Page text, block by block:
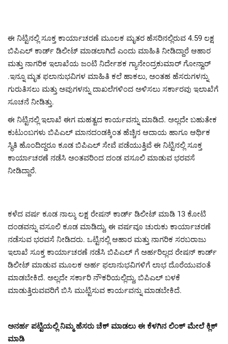
ಈ ನಿಟ್ಟಿನಲ್ಲಿ ಸೂಕ್ತ ಕಾರ್ಯಾಚರಣೆ ಮೂಲಕ ಮೃತರ ಹೆಸರಿನಲ್ಲಿರುವ 4.59 ಲಕ್ಷ
ಬಿಪಿಎಲ್ ಕಾರ್ಡ್ ಡಿಲೀಟ್ ಮಾಡಲಾಗಿದೆ‌ ಎಂದು ಮಾಹಿತಿ ನೀಡಿದ್ದಾರೆ ಆಹಾರ
ಮತ್ತು ನಾಗರಿಕ ಇಲಾಖೆಯ ಜಂಟಿ ನಿರ್ದೇಶಕ ಗ್ಯಾನೇಂದ್ರಕುಮಾರ್ ಗೋನ್ವಾರ್
.ಇನ್ನೂ ಮೃತ ಫಲಾನುಭವಿಗಳ ಮಾಹಿತಿ ಕಲೆ ಹಾಕಲು, ಅಂತಹ ಹೆಸರುಗಳನ್ನು
ಗುರುತಿಸಲು ಮತ್ತು ಅವುಗಳನ್ನು ದಾಖಲೆಗಳಿಂದ ಅಳಿಸಲು ಸರ್ಕಾರವು ಇಲಾಖೆಗೆ
ಸೂಚನೆ ನೀಡಿತ್ತು.
ಈ ನಿಟ್ಟಿನಲ್ಲಿ ಇಲಾಖೆ ಈಗ ಮಹತ್ವದ ಕಾರ್ಯವನ್ನು ಮಾಡಿದೆ. ಅಲ್ಲದೇ ಬಹುತೇಕ
ಕುಟುಂಬಗಳು ಬಿಪಿಎಲ್ ಮಾನದಂಡಕ್ಕಿಂತ ಹೆಚ್ಚಿನ ಆದಾಯ ಹಾಗೂ ಆರ್ಥಿಕ
ಸ್ಥಿತಿ ಹೊಂದಿದ್ದರೂ ಕೂಡ ಬಿಪಿಎಲ್ ಸೇವೆ ಪಡೆಯುತ್ತಿವೆ ಈ ನಿಟ್ಟಿನಲ್ಲಿ ಸೂಕ್ತ
ಕಾರ್ಯಾಚರಣೆ ನಡೆಸಿ ಅಂತವರಿಂದ ದಂಡ ವಸೂಲಿ ಮಾಡುವ ಭರವಸೆ
ನೀಡಿದ್ದಾರೆ.
ಕಳೆದ ವರ್ಷ ಕೂಡ ನಾಲ್ಕು ಲಕ್ಷ ರೇಷನ್ ಕಾರ್ಡ್ ಡಿಲೀಟ್ ಮಾಡಿ 13 ಕೋಟಿ
ದಂಡವನ್ನು ವಸೂಲಿ ಕೂಡ ಮಾಡಿದ್ದು, ಈ ವರ್ಷವೂ ಚುರುಕು ಕಾರ್ಯಾಚರಣೆ
ನಡೆಸುವ ಭರವಸೆ ನೀಡಿದರು. ಒಟ್ಟಿನಲ್ಲಿ ಆಹಾರ ಮತ್ತು ನಾಗರಿಕ ಸರಬರಾಜು
ಇಲಾಖೆ ಸೂಕ್ತ ಕಾರ್ಯಾಚರಣೆ ನಡೆಸಿ ಬಿಪಿಎಲ್ ಗೆ ಅರ್ಹರಿಲ್ಲದ ರೇಷನ್ ಕಾರ್ಡ್
ಡಿಲೀಟ್ ಮಾಡುವ‌ ಮೂಲಕ ಅರ್ಹ ಫಲಾನುಭವಿಗಳಿಗೆ ಲಾಭ ದೊರೆಯುವಂತೆ
ಮಾಡಬೇಕಿದೆ. ಅಲ್ಲದೇ ಸರ್ಕಾರಿ ನೌಕರಿಯಲ್ಲಿದ್ದು, ಬಿಪಿಎಲ್ ಬಳಕೆ
ಮಾಡುತ್ತಿರುವವರಿಗೆ ಬಿಸಿ ಮುಟ್ಟಿಸುವ ಕಾರ್ಯವನ್ನು ಮಾಡಬೇಕಿದೆ.
ಅನರ್ಹ ಪಟ್ಟಿಯಲ್ಲಿ ನಿಮ್ಮ ಹೆಸರು ಚೆಕ್ ಮಾಡಲು ಈ ಕೆಳಗಿನ ಲಿಂಕ್ ಮೇಲೆ ಕ್ಲಿಕ್
ಮಾಡಿ